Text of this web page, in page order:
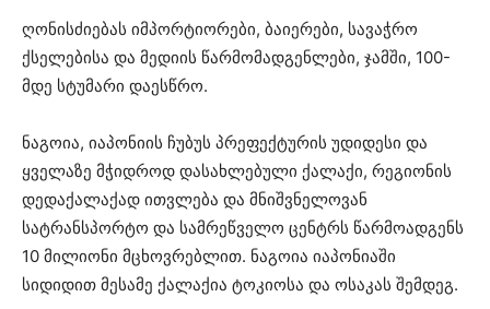
ღონისძიებას იმპორტიორები, ბაიერები, სავაჭრო
ქსელებისა და მედიის წარმომადგენლები, ჯამში, 100-
მდე სტუმარი დაესწრო.
ნაგოია, იაპონიის ჩუბუს პრეფექტურის უდიდესი და
ყველაზე მჭიდროდ დასახლებული ქალაქი, რეგიონის
დედაქალაქად ითვლება და მნიშვნელოვან
სატრანსპორტო და სამრეწველო ცენტრს წარმოადგენს
10 მილიონი მცხოვრებლით. ნაგოია იაპონიაში
სიდიდით მესამე ქალაქია ტოკიოსა და ოსაკას შემდეგ.